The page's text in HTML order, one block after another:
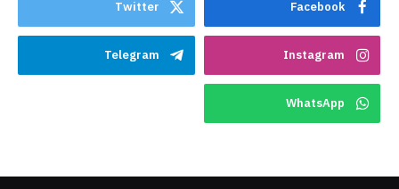
Facebook
Twitter
Instagram
Telegram
WhatsApp